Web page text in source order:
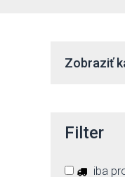
Zobraziť
Filter
iba